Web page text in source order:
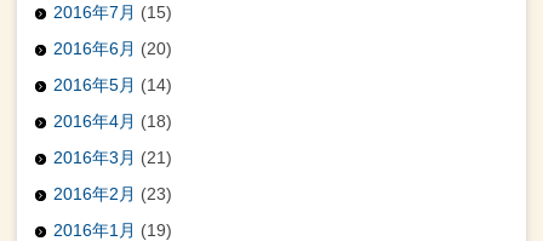
2016年7月 (15)
2016年6月 (20)
2016年5月 (14)
2016年4月 (18)
2016年3月 (21)
2016年2月 (23)
2016年1月 (19)